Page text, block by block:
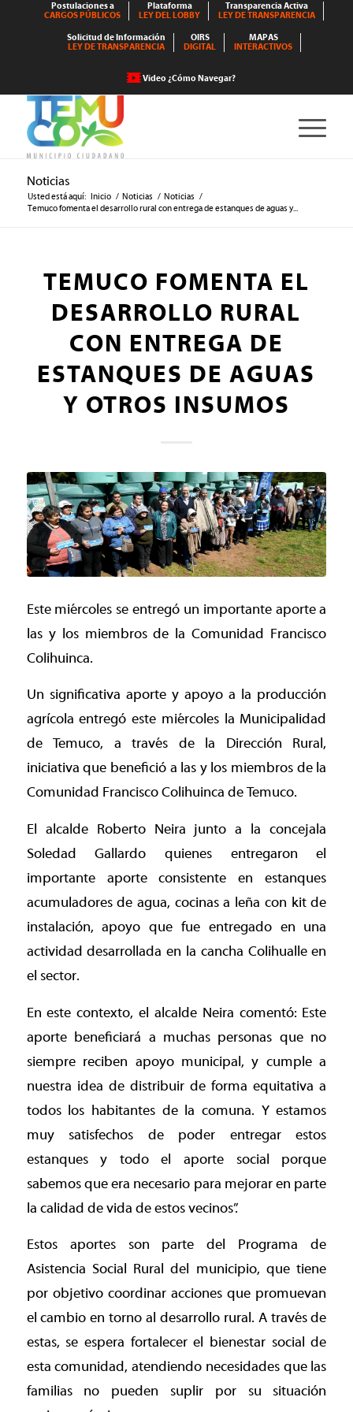
Postulaciones a
CARGOS PÚBLICOS
Plataforma
LEY DEL LOBBY
Transparencia Activa
LEY DE TRANSPARENCIA
Solicitud de Información
LEY DE TRANSPARENCIA
OIRS
DIGITAL
MAPAS
INTERACTIVOS
Video ¿Cómo Navegar?
Noticias
Usted está aquí: Inicio / Noticias / Noticias /
Temuco fomenta el desarrollo rural con entrega de estanques de aguas y...
TEMUCO FOMENTA EL
DESARROLLO RURAL
CON ENTREGA DE
ESTANQUES DE AGUAS
Y OTROS INSUMOS
Este miércoles se entregó un importante aporte a
las y los miembros de la Comunidad Francisco
Colihuinca.
Un significativa aporte y apoyo a la producción
agrícola entregó este miércoles la Municipalidad
de Temuco, a través de la Dirección Rural,
iniciativa que benefició a las y los miembros de la
Comunidad Francisco Colihuinca de Temuco.
El alcalde Roberto Neira junto a la concejala
Soledad Gallardo quienes entregaron el
importante aporte consistente en estanques
acumuladores de agua, cocinas a leña con kit de
instalación, apoyo que fue entregado en una
actividad desarrollada en la cancha Colihualle en
el sector.
En este contexto, el alcalde Neira comentó: Este
aporte beneficiará a muchas personas que no
siempre reciben apoyo municipal, y cumple a
nuestra idea de distribuir de forma equitativa a
todos los habitantes de la comuna. Y estamos
muy satisfechos de poder entregar estos
estanques y todo el aporte social porque
sabemos que era necesario para mejorar en parte
la calidad de vida de estos vecinos”.
Estos aportes son parte del Programa de
Asistencia Social Rural del municipio, que tiene
por objetivo coordinar acciones que promuevan
el cambio en torno al desarrollo rural. A través de
estas, se espera fortalecer el bienestar social de
esta comunidad, atendiendo necesidades que las
familias no pueden suplir por su situación